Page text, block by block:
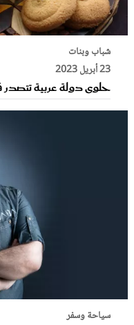
شباب وبنات
23 أبريل 2023
حلوى دولة عربية تتصدر
سياحة وسفر